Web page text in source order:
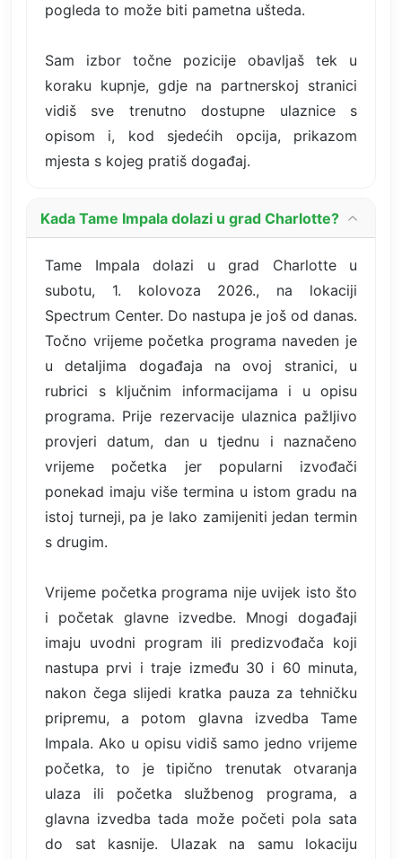
pogleda to može biti pametna ušteda.
Sam izbor točne pozicije obavljaš tek u
koraku kupnje, gdje na partnerskoj stranici
vidiš sve trenutno dostupne ulaznice s
opisom i, kod sjedećih opcija, prikazom
mjesta s kojeg pratiš događaj.
Kada Tame Impala dolazi u grad Charlotte?
Tame Impala dolazi u grad Charlotte u
subotu, 1. kolovoza 2026., na lokaciji
Spectrum Center. Do nastupa je još od danas.
Točno vrijeme početka programa naveden je
u detaljima događaja na ovoj stranici, u
rubrici s ključnim informacijama i u opisu
programa. Prije rezervacije ulaznica pažljivo
provjeri datum, dan u tjednu i naznačeno
vrijeme početka jer popularni izvođači
ponekad imaju više termina u istom gradu na
istoj turneji, pa je lako zamijeniti jedan termin
s drugim.
Vrijeme početka programa nije uvijek isto što
i početak glavne izvedbe. Mnogi događaji
imaju uvodni program ili predizvođača koji
nastupa prvi i traje između 30 i 60 minuta,
nakon čega slijedi kratka pauza za tehničku
pripremu, a potom glavna izvedba Tame
Impala. Ako u opisu vidiš samo jedno vrijeme
početka, to je tipično trenutak otvaranja
ulaza ili početka službenog programa, a
glavna izvedba tada može početi pola sata
do sat kasnije. Ulazak na samu lokaciju